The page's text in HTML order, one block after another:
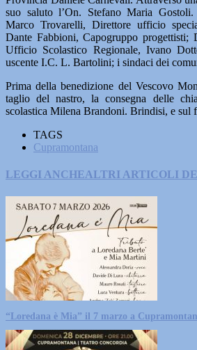
suo saluto l’On. Stefano Maria
Marco Trovarelli, Direttore ufficio
Dante Fabbioni, Capogruppo progettisti;
Ufficio Scolastico Regionale, Ivano
uscente I.C. L. Bartolini; i sindaci dei
Prima della benedizione del Vescovo
taglio del nastro, la consegna delle
scolastica Milena Brandoni. Brindisi, e sul
TAGS
Cupramontana
LEGGI ANCHEALTRI ARTICOLI
“Loredana è Mia” il 7 marzo a